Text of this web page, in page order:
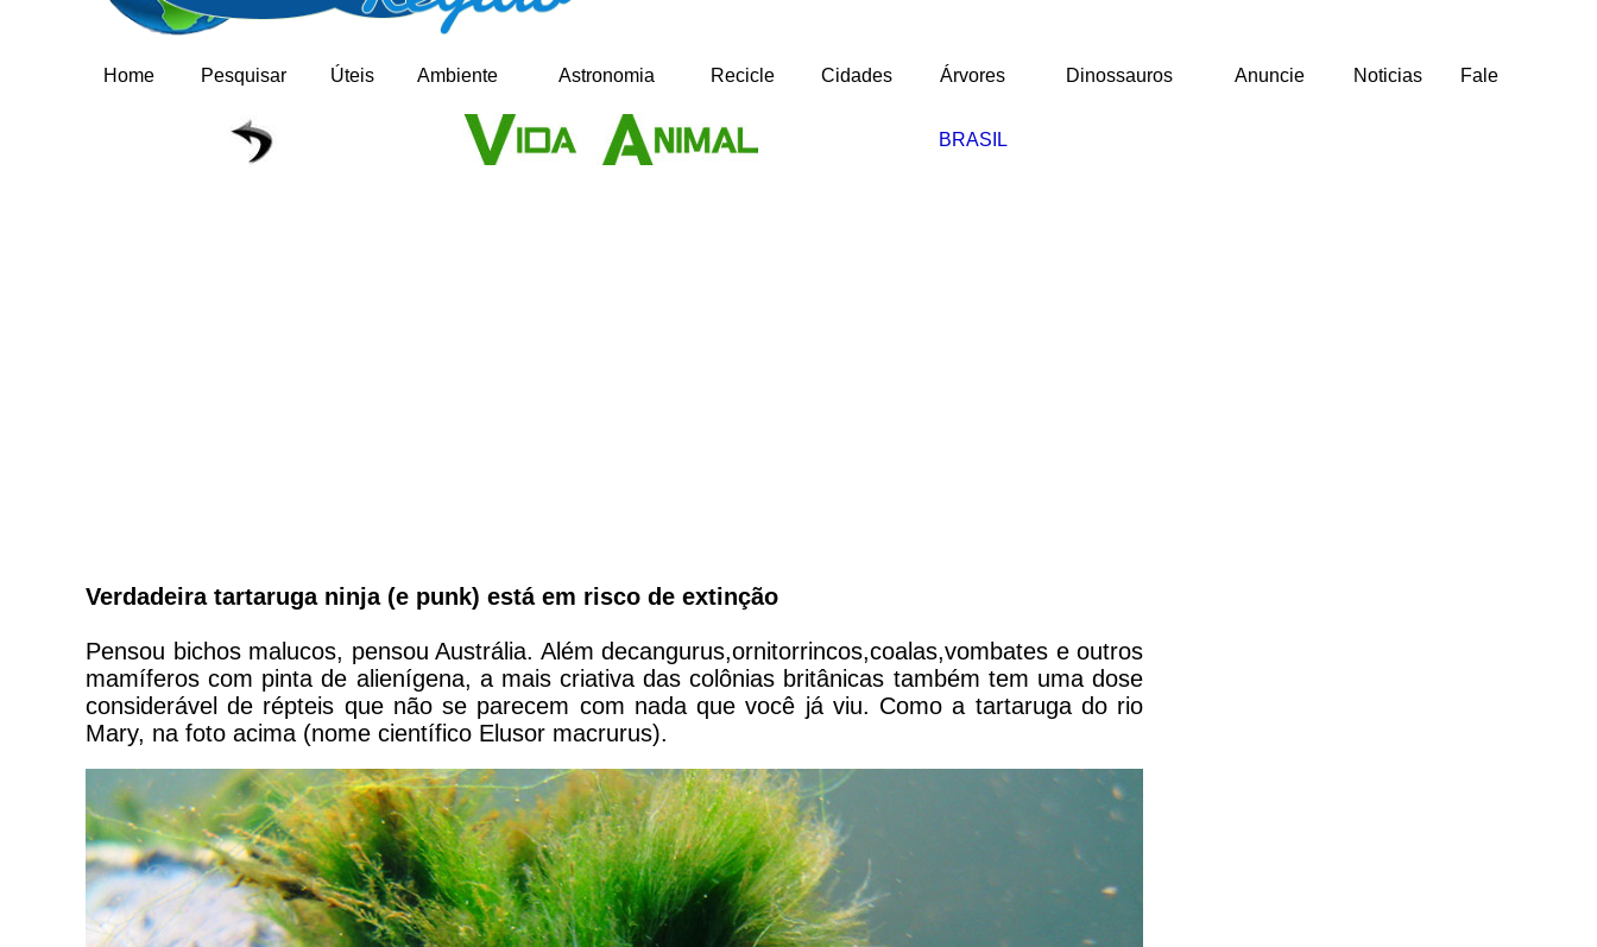
Home
Pesquisar Úteis Ambiente Astronomia Recicle Cidades Árvores Dinossauros Anuncie Noticias Fale
BRASIL
Verdadeira tartaruga ninja (e punk) está em risco de extinção
Pensou bichos malucos, pensou Austrália. Além decangurus,ornitorrincos,coalas,vombates e outros
mamíferos com pinta de alienígena, a mais criativa das colônias britânicas também tem uma dose
considerável de répteis que não se parecem com nada que você já viu. Como a tartaruga do rio
Mary, na foto acima (nome científico Elusor macrurus).